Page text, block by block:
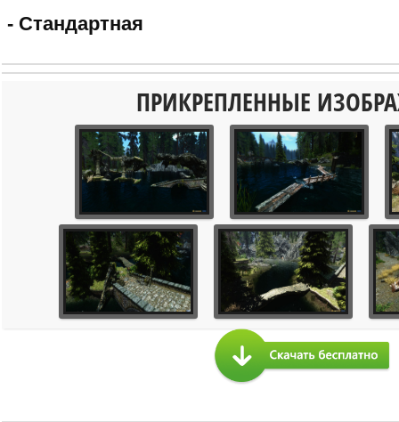
- Стандартная
ПРИКРЕПЛЕННЫЕ